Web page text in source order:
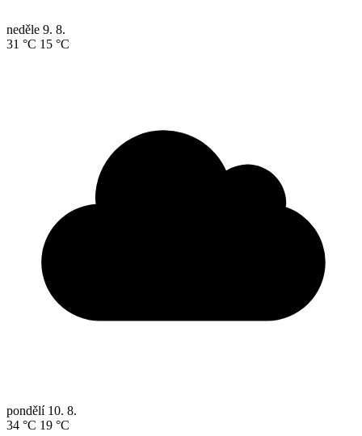
neděle 9. 8.
31 °C 15 °C
pondělí 10. 8.
34 °C 19 °C